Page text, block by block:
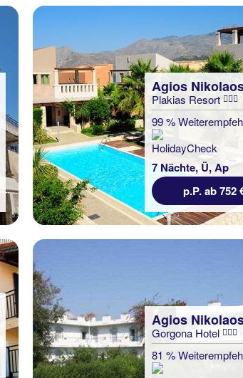
Agios
Plakias Resort
99 %
7 Nächte, Ü, Ap
p.P. ab 752
Agios
Gorgona Hotel
81 %